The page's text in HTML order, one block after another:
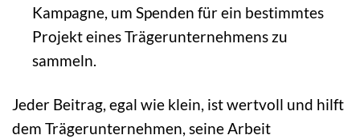
Kampagne, um Spenden für ein bestimmtes
Projekt eines Trägerunternehmens zu
sammeln.
Jeder Beitrag, egal wie klein, ist wertvoll und hilft
dem Trägerunternehmen, seine Arbeit